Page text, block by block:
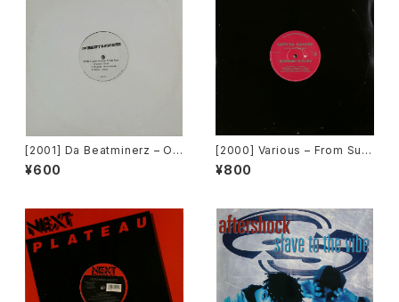
[2001] Da Beatminerz – Op
en [Rawkus]
¥600
[2000] Various – From Sup
er Dance Freak Vol. 83 / B
ack To The "Disco" ~私もD
¥800